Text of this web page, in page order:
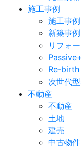
施工事例
施工事例
新築事例
リフォ
Re-birth
次世代
不動産
不動産
土地
建売
中古物件